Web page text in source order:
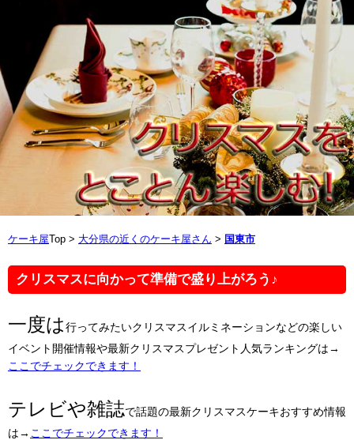
ケーキ屋Top > 大分県の近くのケーキ屋さん > 国東市
クリスマスに向かって準備で盛り上がろう♪
一度は行ってみたいクリスマスイルミネーションなどの楽しい
イベント開催情報や最新クリスマスプレゼント人気ランキングは→
ここでチェックできます！
テレビや雑誌で話題の最新クリスマスケーキおすすめ情報
は→ ここでチェックできます！